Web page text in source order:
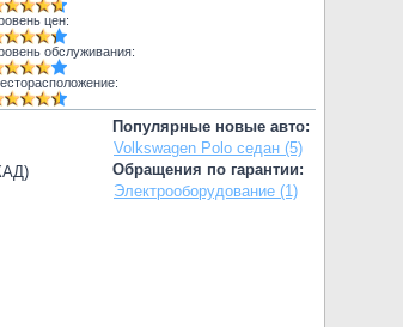
цен:
обслуживания:
Популярные новые авто:
Volkswagen Polo седан (5)
Обращения по гарантии:
Электрооборудование (1)